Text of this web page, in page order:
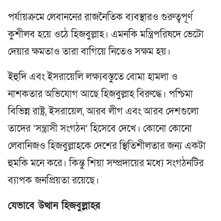
পর্যায়ক্রমে লেবাননের রাজনৈতিক ব্যবস্থারও গুরুত্বপূর্ণ
কুশীলব হয়ে ওঠে হিজবুল্লাহ। এমনকি মন্ত্রিপরিষদে ভেটো
দেয়ার ক্ষমতাও তারা বাগিয়ে নিতেও সক্ষম হয়।
ইহুদি এবং ইসরায়েলি লক্ষ্যবস্তুতে বোমা হামলা ও
নাশকতার অভিযোগ আছে হিজবুল্লাহ বিরুদ্ধে। পশ্চিমা
বিভিন্ন রাষ্ট্র, ইসরায়েল, আরব লীগ এবং আরব দেশগুলো
তাদের ‘সন্ত্রাসী সংগঠন’ হিসেবে দেখে। কোনো কোনো
লেবানিজও হিজবুল্লাহকে দেশের স্থিতিশীলতার জন্য একটা
হুমকি মনে করে। কিন্তু শিয়া সম্প্রদায়ের মধ্যে সংগঠনটির
ব্যাপক জনপ্রিয়তা রয়েছে।
যেভাবে উত্থান হিজবুল্লাহর